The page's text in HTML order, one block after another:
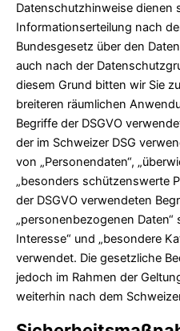
Datenschutzhinweise dienen
Informationserteilung nach
Bundesgesetz über den
auch nach der
diesem Grund bitten wir Sie
breiteren räumlichen
Begriffe der DSGVO
der im Schweizer DSG
von „Personendaten“,
„besonders schützenswerte
der DSGVO verwendeten
„personenbezogenen Daten“
Interesse“ und „besondere
verwendet. Die gesetzliche
jedoch im Rahmen der
weiterhin nach dem